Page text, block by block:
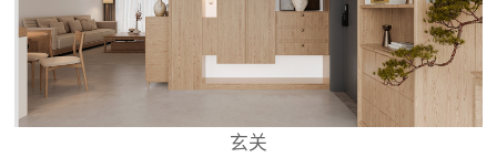
玄关